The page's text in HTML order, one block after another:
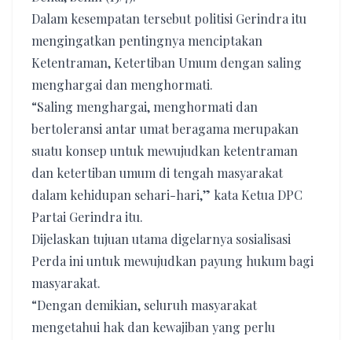
Dalam kesempatan tersebut politisi Gerindra itu
mengingatkan pentingnya menciptakan
Ketentraman, Ketertiban Umum dengan saling
menghargai dan menghormati.
“Saling menghargai, menghormati dan
bertoleransi antar umat beragama merupakan
suatu konsep untuk mewujudkan ketentraman
dan ketertiban umum di tengah masyarakat
dalam kehidupan sehari-hari,” kata Ketua DPC
Partai Gerindra itu.
Dijelaskan tujuan utama digelarnya sosialisasi
Perda ini untuk mewujudkan payung hukum bagi
masyarakat.
“Dengan demikian, seluruh masyarakat
mengetahui hak dan kewajiban yang perlu